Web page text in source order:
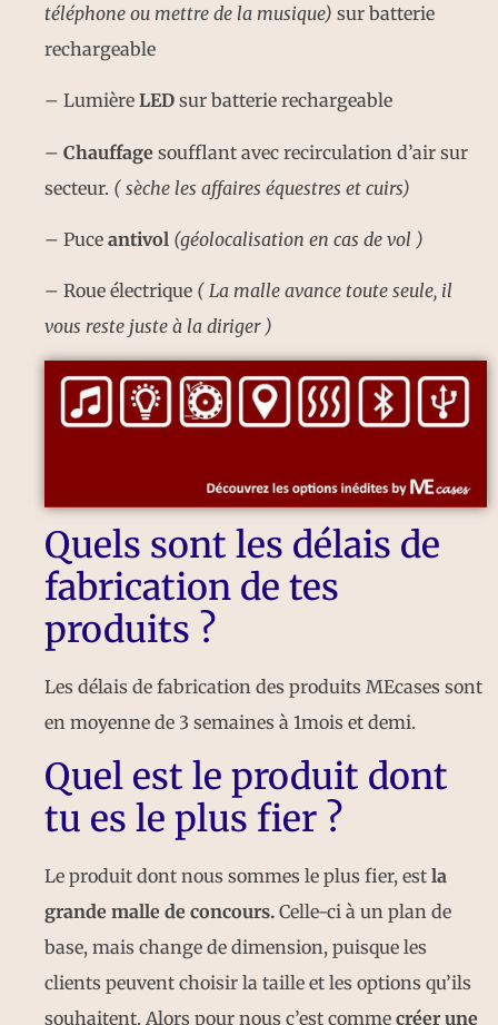
téléphone ou mettre de la musique) sur batterie
rechargeable
– Lumière LED sur batterie rechargeable
– Chauffage soufflant avec recirculation d’air sur
secteur. ( sèche les affaires équestres et cuirs)
– Puce antivol (géolocalisation en cas de vol )
– Roue électrique ( La malle avance toute seule, il
vous reste juste à la diriger )
Quels sont les délais de
fabrication de tes
produits ?
Les délais de fabrication des produits MEcases sont
en moyenne de 3 semaines à 1mois et demi.
Quel est le produit dont
tu es le plus fier ?
Le produit dont nous sommes le plus fier, est la
grande malle de concours. Celle-ci à un plan de
base, mais change de dimension, puisque les
clients peuvent choisir la taille et les options qu’ils
souhaitent. Alors pour nous c’est comme créer une